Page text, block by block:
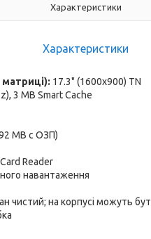
Характеристики
Характеристики
матриці): 17.3" (1600x900) TN
3 MB Smart Cache
MB с ОЗП)
Reader
навантаження
чистий; на корпусі можуть